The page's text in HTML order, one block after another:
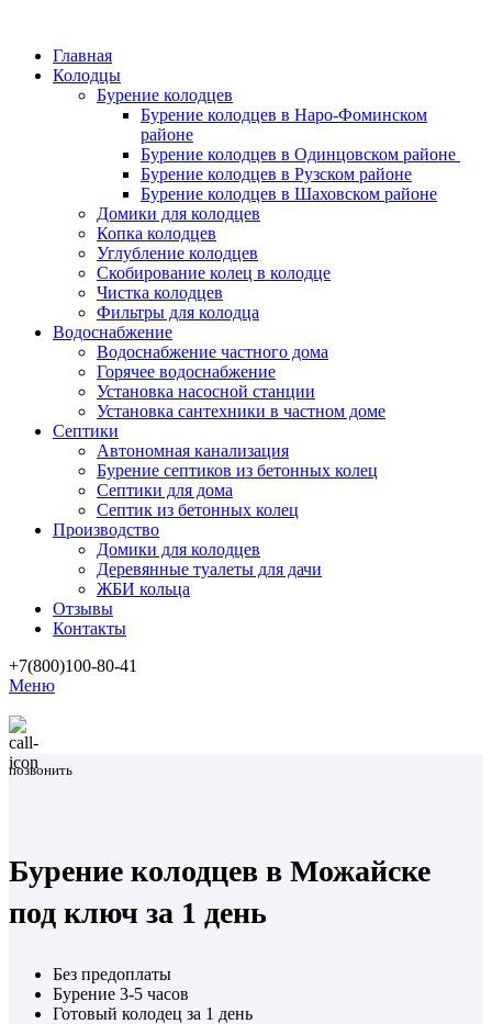
Главная
Колодцы
Бурение колодцев
Бурение колодцев в Наро-Фоминском
районе
Бурение колодцев в Одинцовском районе
Бурение колодцев в Рузском районе
Бурение колодцев в Шаховском районе
Домики для колодцев
Копка колодцев
Углубление колодцев
Скобирование колец в колодце
Чистка колодцев
Фильтры для колодца
Водоснабжение
Водоснабжение частного дома
Горячее водоснабжение
Установка насосной станции
Установка сантехники в частном доме
Септики
Автономная канализация
Бурение септиков из бетонных колец
Септики для дома
Септик из бетонных колец
Производство
Домики для колодцев
Деревянные туалеты для дачи
ЖБИ кольца
Отзывы
Контакты
+7(800)100-80-41
Меню
позвонить
Бурение колодцев в Можайске
под ключ за 1 день
Без предоплаты
Бурение 3-5 часов
Готовый колодец за 1 день